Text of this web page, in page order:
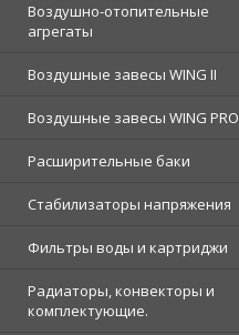
Воздушно-отопительные
агрегаты
Воздушные завесы WING II
Воздушные завесы WING PRO
Расширительные баки
Стабилизаторы напряжения
Фильтры воды и картриджи
Радиаторы, конвекторы и
комплектующие.